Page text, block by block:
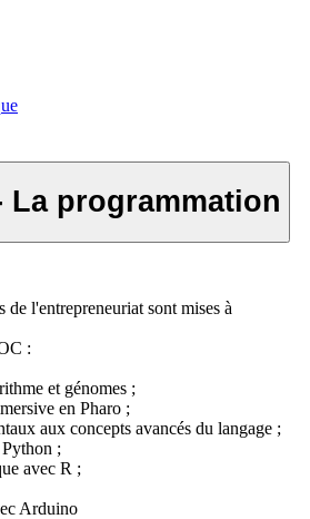
La programmation
de l'entrepreneuriat sont mises à
:
et génomes ;
en Pharo ;
aux concepts avancés du langage ;
;
avec R ;
Arduino